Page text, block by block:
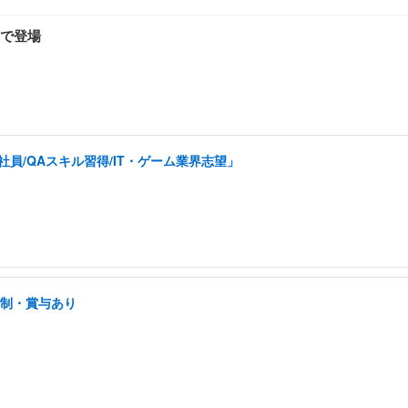
登場
/QAスキル習得/IT・ゲーム業界志望」
・賞与あり